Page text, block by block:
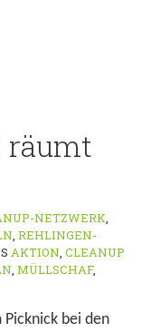
räumt
NETZWERK,
, REHLINGEN-
AKTION, CLEANUP
, MÜLLSCHAF,
bei den